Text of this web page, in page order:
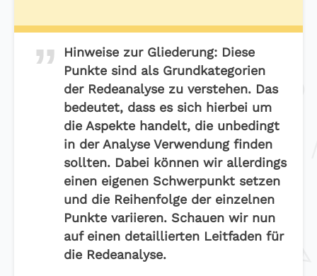
Hinweise zur Gliederung: Diese
Punkte sind als Grundkategorien
der Redeanalyse zu verstehen. Das
bedeutet, dass es sich hierbei um
die Aspekte handelt, die unbedingt
in der Analyse Verwendung finden
sollten. Dabei können wir allerdings
einen eigenen Schwerpunkt setzen
und die Reihenfolge der einzelnen
Punkte variieren. Schauen wir nun
auf einen detaillierten Leitfaden für
die Redeanalyse.